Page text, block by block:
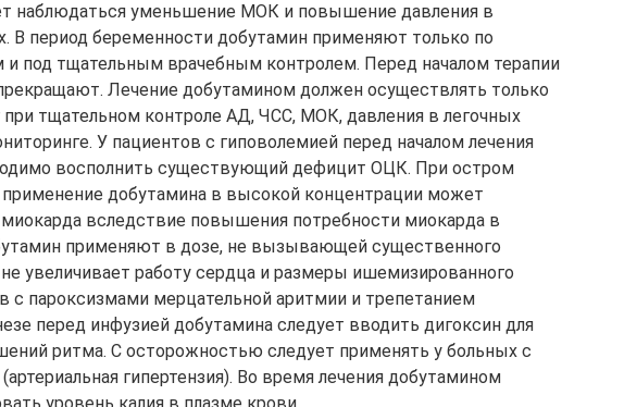
наблюдаться уменьшение МОК и повышение давления в
В период беременности добутамин применяют только по
и под тщательным врачебным контролем. Перед началом терапии
Лечение добутамином должен осуществлять только
тщательном контроле АД, ЧСС, МОК, давления в легочных
У пациентов с гиповолемией перед началом лечения
восполнить существующий дефицит ОЦК. При остром
добутамина в высокой концентрации может
вследствие повышения потребности миокарда в
применяют в дозе, не вызывающей существенного
увеличивает работу сердца и размеры ишемизированного
с пароксизмами мерцательной аритмии и трепетанием
перед инфузией добутамина следует вводить дигоксин для
ритма. С осторожностью следует применять у больных с
гипертензия). Во время лечения добутамином